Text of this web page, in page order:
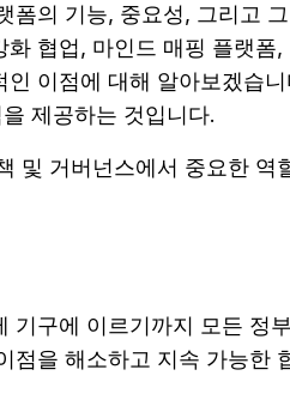
폼의 기능, 중요성, 그리고
협업, 마인드 매핑 플랫폼
이점에 대해 알아보겠습
제공하는 것입니다.
및 거버넌스에서 중요한 역
기구에 이르기까지 모든 정
점을 해소하고 지속 가능한